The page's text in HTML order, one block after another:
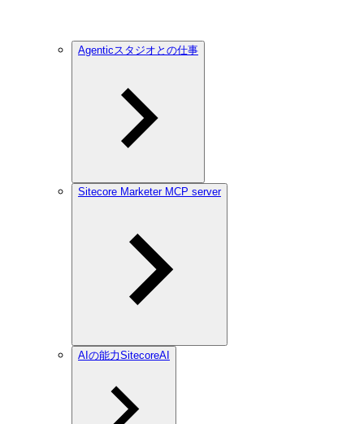
Agenticスタジオとの仕事
Sitecore Marketer MCP server
AIの能力SitecoreAI